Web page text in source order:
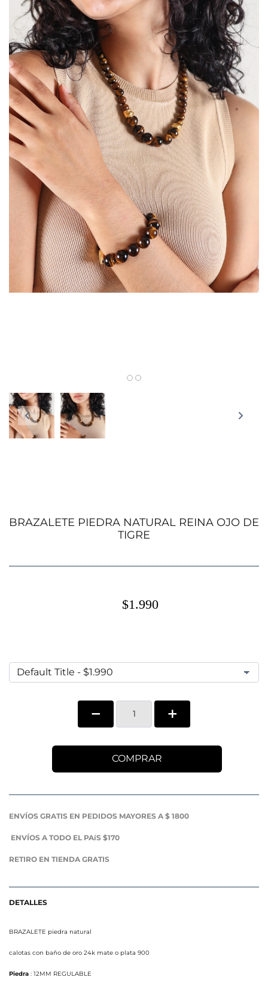
BRAZALETE PIEDRA NATURAL REINA OJO DE
TIGRE
$1.990
COMPRAR
ENVÍOS GRATIS EN PEDIDOS MAYORES A $ 1800
ENVÍOS A TODO EL PAíS $170
RETIRO EN TIENDA GRATIS
DETALLES
BRAZALETE piedra natural
calotas con baño de oro 24k mate o plata 900
Piedra : 12MM REGULABLE